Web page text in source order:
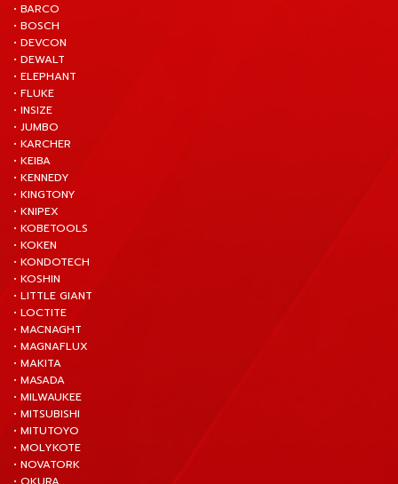
• BARCO
• BOSCH
• DEVCON
• DEWALT
• ELEPHANT
• FLUKE
• INSIZE
• JUMBO
• KARCHER
• KEIBA
• KENNEDY
• KINGTONY
• KNIPEX
• KOBETOOLS
• KOKEN
• KONDOTECH
• KOSHIN
• LITTLE GIANT
• LOCTITE
• MACNAGHT
• MAGNAFLUX
• MAKITA
• MASADA
• MILWAUKEE
• MITSUBISHI
• MITUTOYO
• MOLYKOTE
• NOVATORK